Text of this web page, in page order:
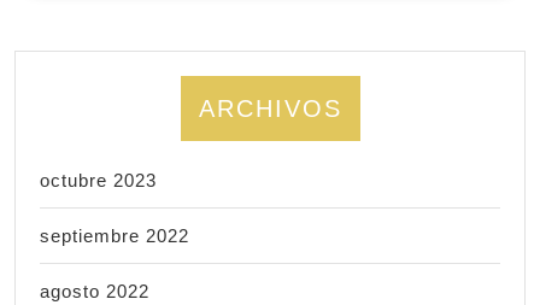
ARCHIVOS
octubre 2023
septiembre 2022
agosto 2022